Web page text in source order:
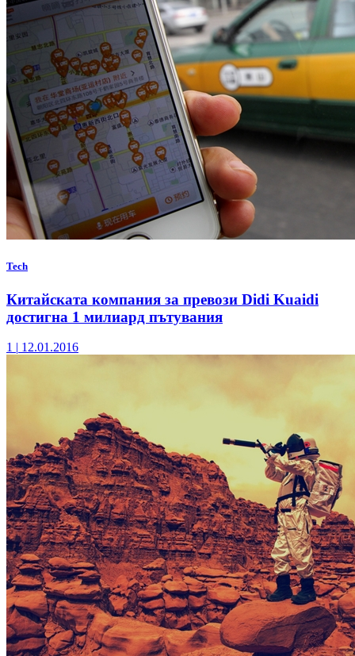
Tech
Китайската компания за превози Didi Kuaidi
достигна 1 милиард пътувания
1 | 12.01.2016